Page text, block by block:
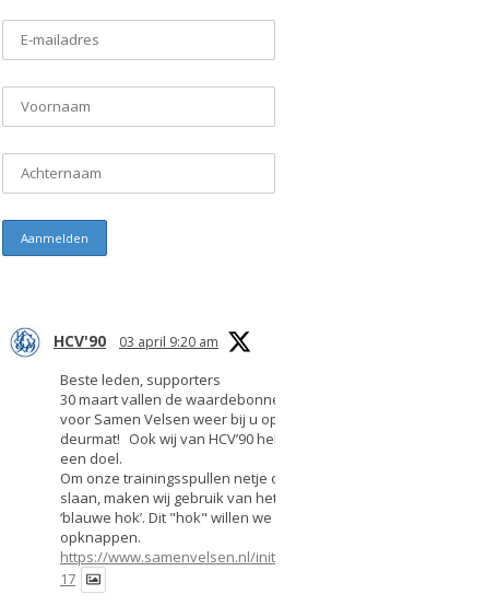
HCV'90 03 april 9:20 am
Beste leden, supporters
30 maart vallen de waardebonnen
voor Samen Velsen weer bij u op de
deurmat! Ook wij van HCV’90 hebben
een doel.
Om onze trainingsspullen netje op te
slaan, maken wij gebruik van het
‘blauwe hok’. Dit "hok" willen we
opknappen.
https://www.samenvelsen.nl/initiatief/2
17